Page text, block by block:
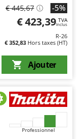
€ 445,67 -5%
€ 423,39 TVA
Inclus
R-26
€ 352,83 Hors taxes (HT)
Ajouter
Professionnel